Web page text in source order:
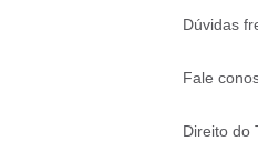
Dúvidas
Fale
Direito do